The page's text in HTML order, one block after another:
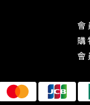
會
購
會